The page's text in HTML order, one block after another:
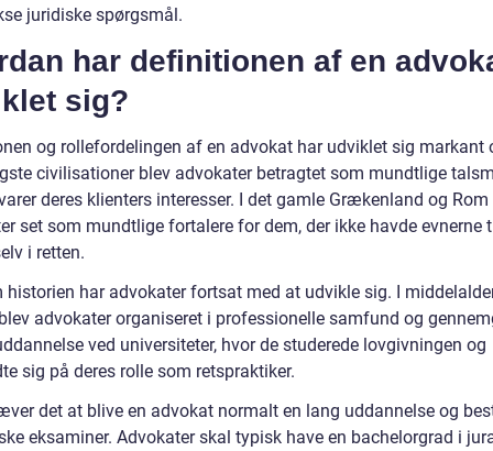
juridiske spørgsmål.
har definitionen af en
sig?
og rollefordelingen af en advokat har udviklet sig markant
civilisationer blev advokater betragtet som mundtlige
deres klienters interesser. I det gamle Grækenland og Rom
set som mundtlige fortalere for dem, der ikke havde evnerne
i retten.
historien har advokater fortsat med at udvikle sig. I
advokater organiseret i professionelle samfund og
ved universiteter, hvor de studerede lovgivningen og
sig på deres rolle som retspraktiker.
det at blive en advokat normalt en lang uddannelse og
eksaminer. Advokater skal typisk have en bachelorgrad i